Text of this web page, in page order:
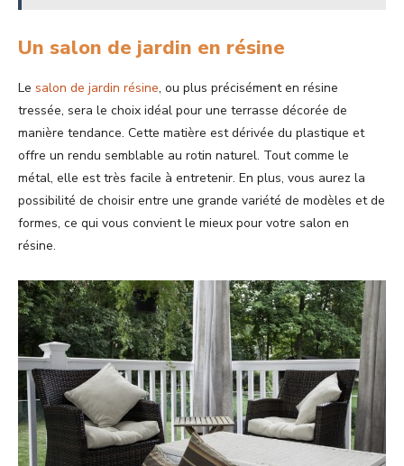
Un salon de jardin en résine
Le salon de jardin résine, ou plus précisément en résine
tressée, sera le choix idéal pour une terrasse décorée de
manière tendance. Cette matière est dérivée du plastique et
offre un rendu semblable au rotin naturel. Tout comme le
métal, elle est très facile à entretenir. En plus, vous aurez la
possibilité de choisir entre une grande variété de modèles et de
formes, ce qui vous convient le mieux pour votre salon en
résine.